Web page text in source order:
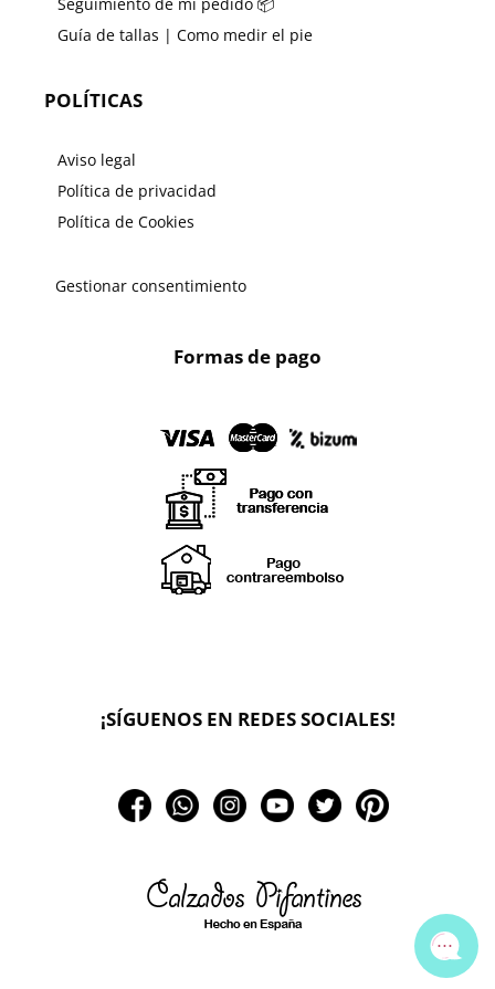
Seguimiento de mi pedido 📦
Guía de tallas | Como medir el pie
POLÍTICAS
Aviso legal
Política de privacidad
Política de Cookies
Gestionar consentimiento
Formas de pago
¡SÍGUENOS EN REDES SOCIALES!
📧 Enviar mensaje